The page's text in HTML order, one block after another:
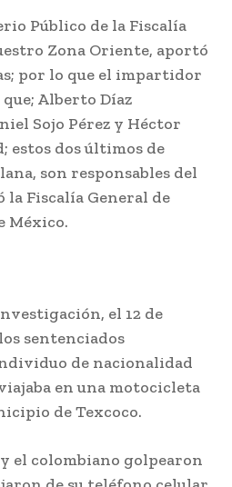
Público de la Fiscalía
Zona Oriente, aportó
por lo que el impartidor
Alberto Díaz
Sojo Pérez y Héctor
estos dos últimos de
son responsables del
la Fiscalía General de
México.
el 12 de
sentenciados
de nacionalidad
en una motocicleta
de Texcoco.
el colombiano golpearon